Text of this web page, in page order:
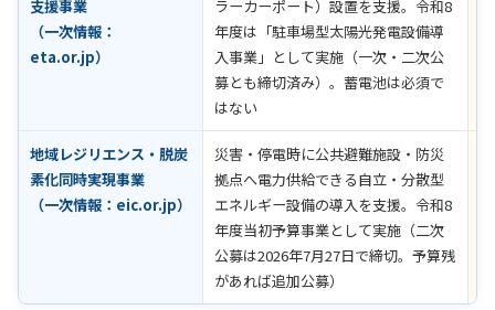
支援事業
（一次情報：
eta.or.jp）
ラーカーポート）設置を支援。令和8
年度は「駐車場型太陽光発電設備導
入事業」として実施（一次・二次公
募とも締切済み）。蓄電池は必須で
はない
地域レジリエンス・脱炭
素化同時実現事業
（一次情報： eic.or.jp）
災害・停電時に公共避難施設・防災
拠点へ電力供給できる自立・分散型
エネルギー設備の導入を支援。令和8
年度当初予算事業として実施（二次
公募は2026年7月27日で締切。予算残
があれば追加公募）